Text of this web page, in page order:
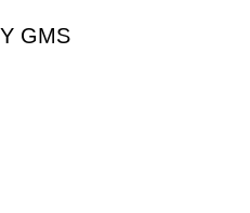
GMS